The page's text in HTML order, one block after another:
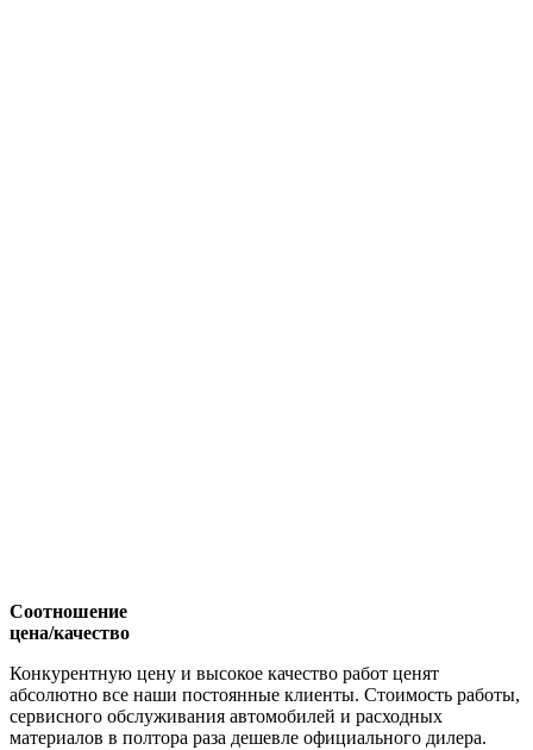
Соотношение
цена/качество
Конкурентную цену и высокое качество работ ценят
абсолютно все наши постоянные клиенты. Стоимость работы,
сервисного обслуживания автомобилей и расходных
материалов в полтора раза дешевле официального дилера.